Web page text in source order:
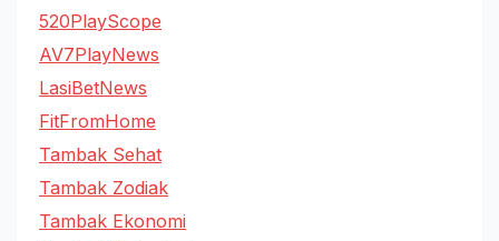
520PlayScope
AV7PlayNews
LasiBetNews
FitFromHome
Tambak Sehat
Tambak Zodiak
Tambak Ekonomi